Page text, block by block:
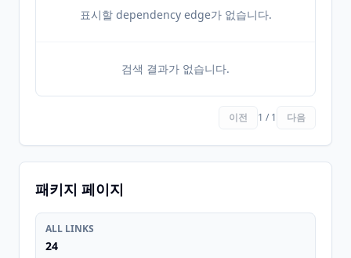
표시할 dependency edge가 없습니다.
검색 결과가 없습니다.
이전 1 / 1 다음
패키지 페이지
ALL LINKS
24